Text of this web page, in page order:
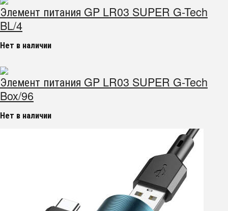
Элемент питания GP LR03 SUPER G-Tech
BL/4
Нет в наличии
Элемент питания GP LR03 SUPER G-Tech
Box/96
Нет в наличии